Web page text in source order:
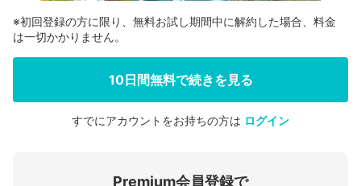
会員登録する
※初回登録の方に限り、無料お試し期間中に解約した場合、料金
は一切かかりません。
10日間無料で続きを見る
すでにアカウントをお持ちの方は ログイン
Premium会員登録で